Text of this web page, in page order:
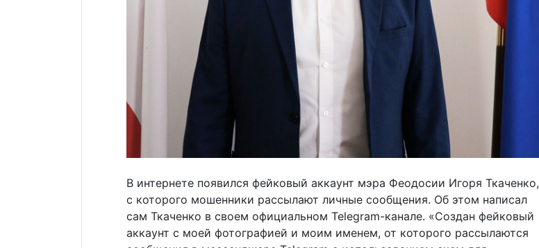
В интернете появился фейковый аккаунт мэра Феодосии Игоря Ткаченко,
с которого мошенники рассылают личные сообщения. Об этом написал
сам Ткаченко в своем официальном Telegram-канале. «Создан фейковый
аккаунт с моей фотографией и моим именем, от которого рассылаются